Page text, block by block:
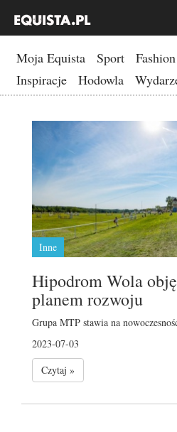
Moja Equista Sport Fashion
Inspiracje
Hodowla
Inne
Hipodrom Wola
planem rozwoju
Grupa MTP stawia na
2023-07-03
Czytaj »